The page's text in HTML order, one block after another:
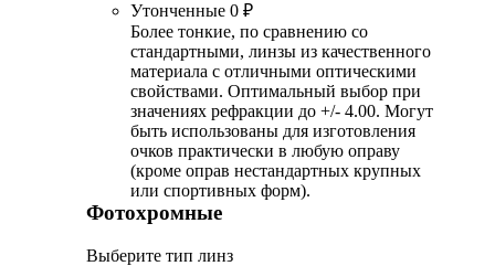
Утонченные 0 ₽
Более тонкие, по сравнению со
стандартными, линзы из качественного
материала с отличными оптическими
свойствами. Оптимальный выбор при
значениях рефракции до +/- 4.00. Могут
быть использованы для изготовления
очков практически в любую оправу
(кроме оправ нестандартных крупных
или спортивных форм).
Фотохромные
Выберите тип линз